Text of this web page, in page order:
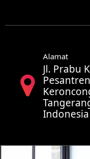
Alamat
Jl. Prabu
Indonesia